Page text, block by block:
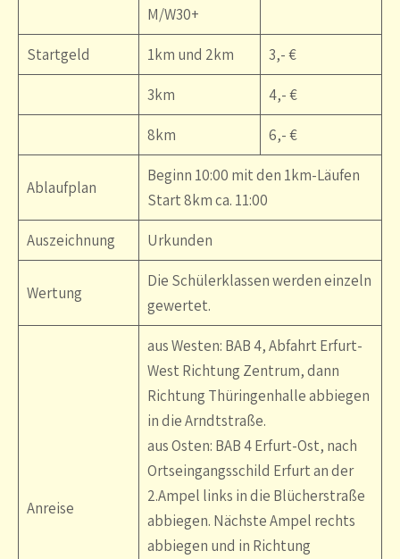
M/W30+
Startgeld 1km und 2km 3,- €
3km 4,- €
8km 6,- €
Ablaufplan
Beginn 10:00 mit den 1km-Läufen
Start 8km ca. 11:00
Auszeichnung Urkunden
Wertung
Die Schülerklassen werden einzeln
gewertet.
Anreise
aus Westen: BAB 4, Abfahrt Erfurt-
West Richtung Zentrum, dann
Richtung Thüringenhalle abbiegen
in die Arndtstraße.
aus Osten: BAB 4 Erfurt-Ost, nach
Ortseingangsschild Erfurt an der
2.Ampel links in die Blücherstraße
abbiegen. Nächste Ampel rechts
abbiegen und in Richtung